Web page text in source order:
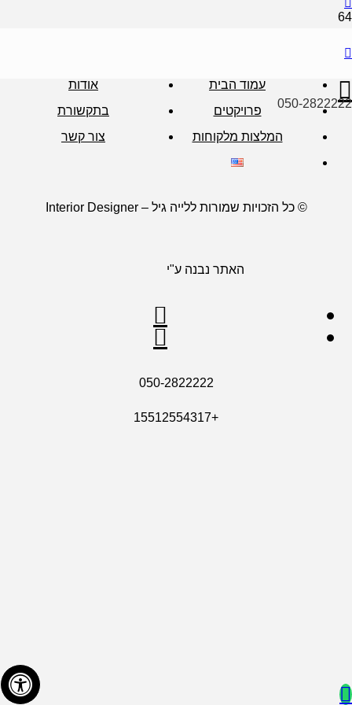
050-2822222
עמוד הבית
אודות
פרויקטים
בתקשורת
המלצות מלקוחות
צור קשר
© כל הזכויות שמורות ללייה גיל – Interior Designer
האתר נבנה ע"י
050-2822222
+15512554317